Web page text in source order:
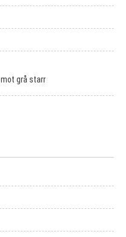
grå starr